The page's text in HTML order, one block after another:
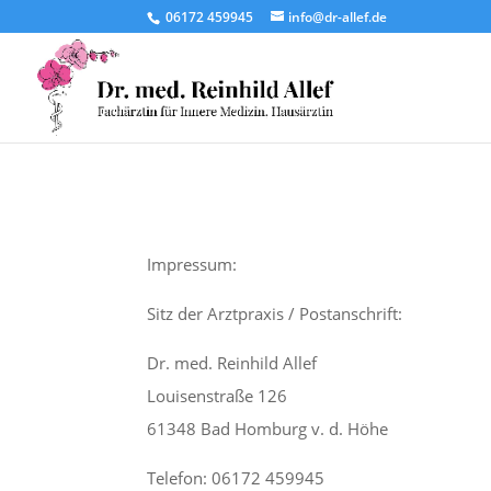
06172 459945 info@dr-allef.de
Impressum:
Sitz der Arztpraxis / Postanschrift:
Dr. med. Reinhild Allef
Louisenstraße 126
61348 Bad Homburg v. d. Höhe
Telefon: 06172 459945